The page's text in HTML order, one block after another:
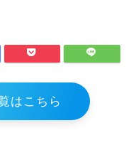
はこちら